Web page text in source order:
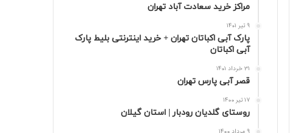
مراکز خرید سعادت‌ آباد تهران
9 تیر 1401
پارک آبی اکباتان تهران + خرید اینترنتی بلیط پارک
آبی اکباتان
31 خرداد 1401
قصر آبی پارس تهران
17 تیر 1400
روستای گلدیان رودبار | استان گیلان